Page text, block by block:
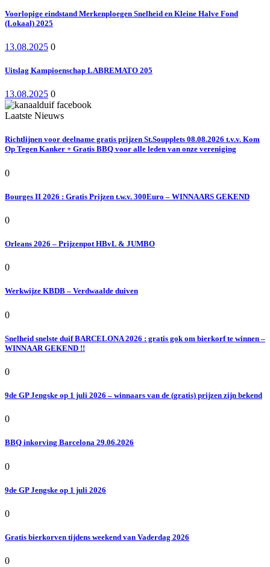
Voorlopige eindstand Merkenploegen Snelheid en Kleine Halve Fond
(Lokaal) 2025
13.08.2025 0
Uitslag Kampioenschap LABREMATO 205
13.08.2025 0
Laatste Nieuws
Richtlijnen voor deelname gratis prijzen St.Soupplets 08.08.2026 t.v.v. Kom
Op Tegen Kanker + Gratis BBQ voor alle leden van onze vereniging
0
Bourges II 2026 : Gratis Prijzen t.w.v. 300Euro – WINNAARS GEKEND
0
Orleans 2026 – Prijzenpot HBvL & JUMBO
0
Werkwijze KBDB – Verdwaalde duiven
0
Snelheid snelste duif BARCELONA 2026 : gratis gok om bierkorf te winnen –
WINNAAR GEKEND !!
0
9de GP Jengske op 1 juli 2026 – winnaars van de (gratis) prijzen zijn bekend
0
BBQ inkorving Barcelona 29.06.2026
0
9de GP Jengske op 1 juli 2026
0
Gratis bierkorven tijdens weekend van Vaderdag 2026
0